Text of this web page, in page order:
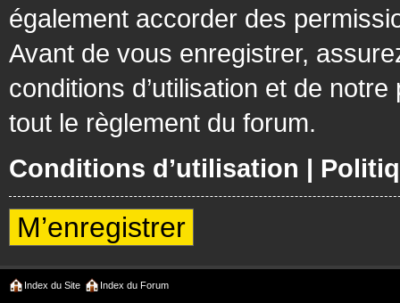
également accorder des
Avant de vous enregistrer,
conditions d’utilisation et de
tout le règlement du forum.
Conditions d’utilisation |
M’enregistrer
Index du Site Index du Forum